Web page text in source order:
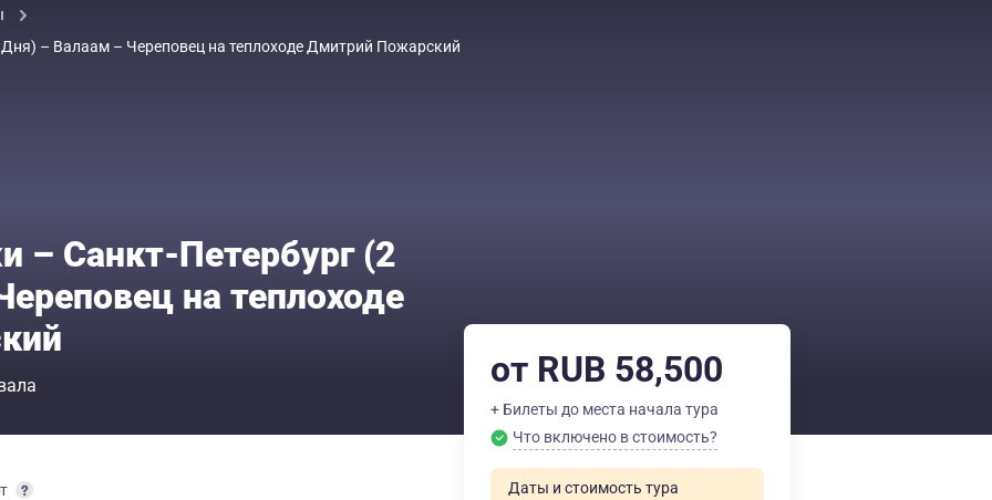
– Валаам – Череповец на теплоходе Дмитрий Пожарский
– Санкт-Петербург (2
на теплоходе
от RUB 58,500
+ Билеты до места начала тура
Что включено в стоимость?
Даты и стоимость тура